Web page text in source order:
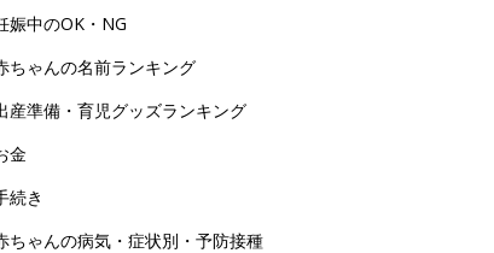
娠中のOK・NG
ちゃんの名前ランキング
産準備・育児グッズランキング
金
続き
ちゃんの病気・症状別・予防接種